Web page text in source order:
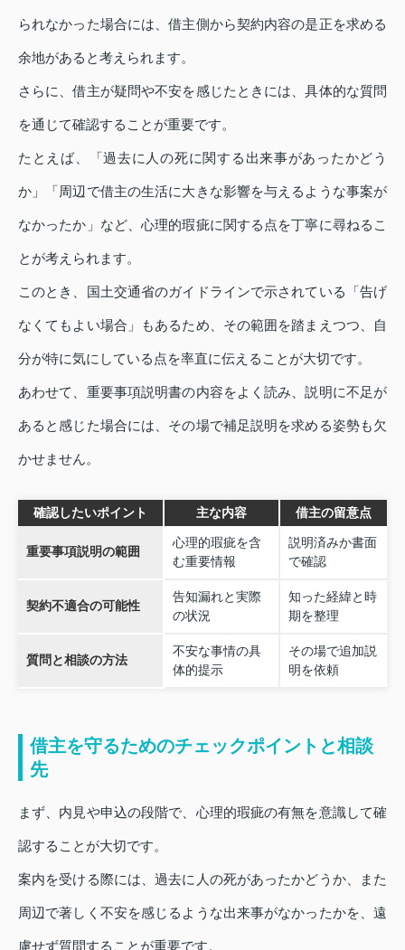
られなかった場合には、借主側から契約内容の是正を求める
余地があると考えられます。
さらに、借主が疑問や不安を感じたときには、具体的な質問
を通じて確認することが重要です。
たとえば、「過去に人の死に関する出来事があったかどう
か」「周辺で借主の生活に大きな影響を与えるような事案が
なかったか」など、心理的瑕疵に関する点を丁寧に尋ねるこ
とが考えられます。
このとき、国土交通省のガイドラインで示されている「告げ
なくてもよい場合」もあるため、その範囲を踏まえつつ、自
分が特に気にしている点を率直に伝えることが大切です。
あわせて、重要事項説明書の内容をよく読み、説明に不足が
あると感じた場合には、その場で補足説明を求める姿勢も欠
かせません。
確認したいポイント 主な内容 借主の留意点
重要事項説明の範囲
心理的瑕疵を含
む重要情報
説明済みか書面
で確認
契約不適合の可能性
告知漏れと実際
の状況
知った経緯と時
期を整理
質問と相談の方法
不安な事情の具
体的提示
その場で追加説
明を依頼
借主を守るためのチェックポイントと相談
先
まず、内見や申込の段階で、心理的瑕疵の有無を意識して確
認することが大切です。
案内を受ける際には、過去に人の死があったかどうか、また
周辺で著しく不安を感じるような出来事がなかったかを、遠
慮せず質問することが重要です。